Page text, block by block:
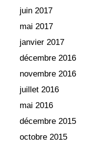
juin 2017
mai 2017
janvier 2017
décembre 2016
novembre 2016
juillet 2016
mai 2016
décembre 2015
octobre 2015